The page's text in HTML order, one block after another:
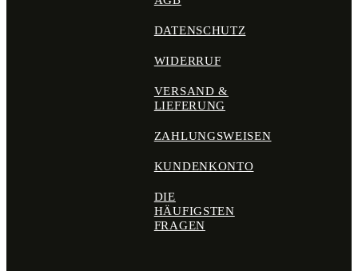
DATENSCHUTZ
WIDERRUF
VERSAND &
LIEFERUNG
ZAHLUNGSWEISEN
KUNDENKONTO
DIE
HÄUFIGSTEN
FRAGEN